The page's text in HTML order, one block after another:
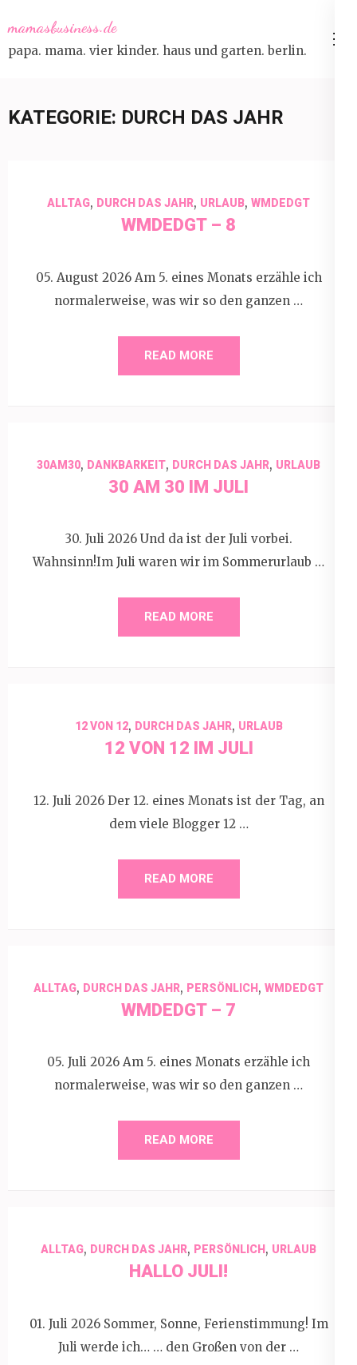
to
content
mamasbusiness.de
papa. mama. vier kinder. haus und garten. berlin.
KATEGORIE: DURCH DAS JAHR
ALLTAG, DURCH DAS JAHR, URLAUB, WMDEDGT
WMDEDGT – 8
05. August 2026 Am 5. eines Monats erzähle ich
normalerweise, was wir so den ganzen …
READ MORE
30AM30, DANKBARKEIT, DURCH DAS JAHR, URLAUB
30 AM 30 IM JULI
30. Juli 2026 Und da ist der Juli vorbei.
Wahnsinn!Im Juli waren wir im Sommerurlaub …
READ MORE
12 VON 12, DURCH DAS JAHR, URLAUB
12 VON 12 IM JULI
12. Juli 2026 Der 12. eines Monats ist der Tag, an
dem viele Blogger 12 …
READ MORE
ALLTAG, DURCH DAS JAHR, PERSÖNLICH, WMDEDGT
WMDEDGT – 7
05. Juli 2026 Am 5. eines Monats erzähle ich
normalerweise, was wir so den ganzen …
READ MORE
ALLTAG, DURCH DAS JAHR, PERSÖNLICH , URLAUB
HALLO JULI!
01. Juli 2026 Sommer, Sonne, Ferienstimmung! Im
Juli werde ich… … den Großen von der …